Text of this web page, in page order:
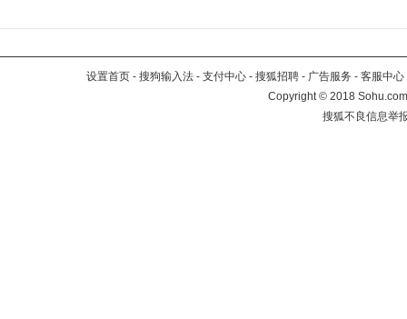
设置首页 - 搜狗输入法 - 支付中心 - 搜狐招聘 - 广告服务 - 客服中心
Copyright©2018
搜狐不良信息举